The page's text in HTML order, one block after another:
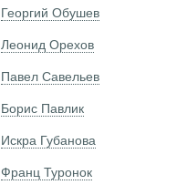
Георгий Обушев
Леонид Орехов
Павел Савельев
Борис Павлик
Искра Губанова
Франц Туронок